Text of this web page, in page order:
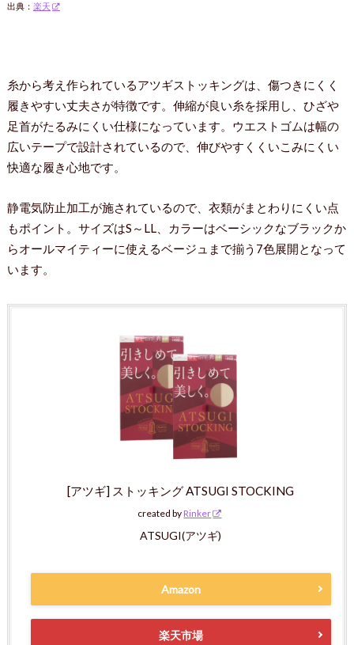
出典： 楽天
糸から考え作られているアツギストッキングは、傷つきにくく
履きやすい丈夫さが特徴です。伸縮が良い糸を採用し、ひざや
足首がたるみにくい仕様になっています。ウエストゴムは幅の
広いテープで設計されているので、伸びやすくくいこみにくい
快適な履き心地です。
静電気防止加工が施されているので、衣類がまとわりにくい点
もポイント。サイズはS～LL、カラーはベーシックなブラックか
らオールマイティーに使えるベージュまで揃う7色展開となって
います。
[アツギ] ストッキング ATSUGI STOCKING
created by Rinker
ATSUGI(アツギ)
Amazon
楽天市場